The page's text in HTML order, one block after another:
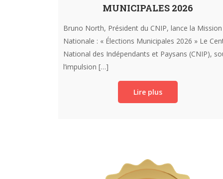
MUNICIPALES 2026
Bruno North, Président du CNIP, lance la Mission
Nationale : « Élections Municipales 2026 » Le
National des Indépendants et Paysans (CNIP),
l’impulsion […]
Lire plus